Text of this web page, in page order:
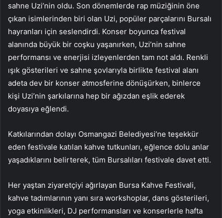
sahne Uzi’nin oldu. Son dönemlerde rap müziğinin öne
çıkan isimlerinden biri olan Uzi, popüler parçalarını Bursalı
hayranları için seslendirdi. Konser boyunca festival
alanında büyük bir coşku yaşanırken, Uzi’nin sahne
performansı ve enerjisi izleyenlerden tam not aldı. Renkli
ışık gösterileri ve sahne şovlarıyla birlikte festival alanı
adeta dev bir konser atmosferine dönüşürken, binlerce
kişi Uzi’nin şarkılarına hep bir ağızdan eşlik ederek
doyasıya eğlendi.
Katkılarından dolayı Osmangazi Belediyesi’ne teşekkür
eden festivale katılan kahve tutkunları, eğlence dolu anlar
yaşadıklarını belirterek, tüm Bursalıları festivale davet etti.
Her yaştan ziyaretçiyi ağırlayan Bursa Kahve Festivali,
kahve tadımlarının yanı sıra workshoplar, dans gösterileri,
yoga etkinlikleri, DJ performansları ve konserlerle hafta